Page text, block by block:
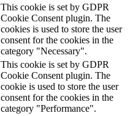
This cookie is set by GDPR
Cookie Consent plugin. The
cookies is used to store the user
consent for the cookies in the
category "Necessary".
This cookie is set by GDPR
Cookie Consent plugin. The
cookie is used to store the user
consent for the cookies in the
category "Performance".